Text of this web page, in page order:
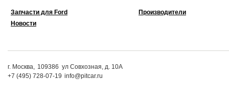
Запчасти для Ford
Новости
Производители
г. Москва, 109386 ул Совхозная, д. 10А
+7 (495) 728-07-19 info@pitcar.ru